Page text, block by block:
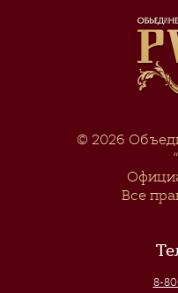
© 2026
Все
8-